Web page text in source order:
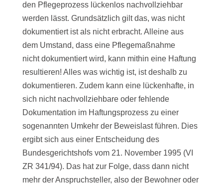
den Pflegeprozess lückenlos nachvollziehbar
werden lässt. Grundsätzlich gilt das, was nicht
dokumentiert ist als nicht erbracht. Alleine aus
dem Umstand, dass eine Pflegemaßnahme
nicht dokumentiert wird, kann mithin eine Haftung
resultieren! Alles was wichtig ist, ist deshalb zu
dokumentieren. Zudem kann eine lückenhafte, in
sich nicht nachvollziehbare oder fehlende
Dokumentation im Haftungsprozess zu einer
sogenannten Umkehr der Beweislast führen. Dies
ergibt sich aus einer Entscheidung des
Bundesgerichtshofs vom 21. November 1995 (VI
ZR 341/94). Das hat zur Folge, dass dann nicht
mehr der Anspruchsteller, also der Bewohner oder